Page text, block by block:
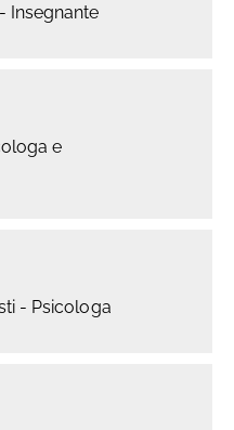
Insegnante
e
- Psicologa